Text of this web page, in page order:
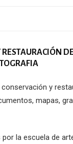
y
mapas,
la escuela de